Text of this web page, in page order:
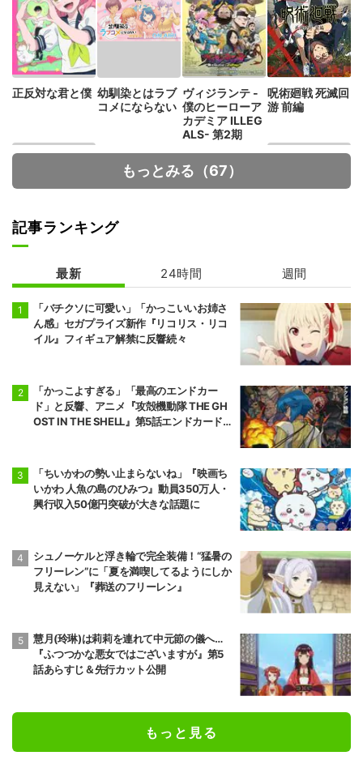
正反対な君と僕 幼馴染とはラブ
コメにならない
ヴィジランテ -
僕のヒーローア
カデミア ILLEG
ALS- 第2期
呪術廻戦 死滅回
游 前編
Fate/strange F
ake
花ざかりの君た
ちへ
もっとみる（67）
記事ランキング
最新 24時間 週間
「バチクソに可愛い」「かっこいいお姉さ
ん感」セガプライズ新作『リコリス・リコ
イル』フィギュア解禁に反響続々
「かっこよすぎる」「最高のエンドカー
ド」と反響、アニメ『攻殻機動隊 THE GH
OST IN THE SHELL』第5話エンドカード公
「ちいかわの勢い止まらないね」『映画ち
いかわ 人魚の島のひみつ』動員350万人・
興行収入50億円突破が大きな話題に
シュノーケルと浮き輪で完全装備！“猛暑の
フリーレン”に「夏を満喫してるようにしか
見えない」『葬送のフリーレン』
慧月(玲琳)は莉莉を連れて中元節の儀へ…
『ふつつかな悪女ではございますが』第5
話あらすじ＆先行カット公開
もっと見る